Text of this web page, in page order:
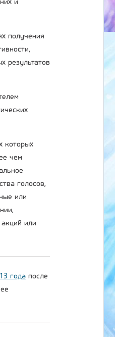
и
получения
результатов
которых
чем
голосов,
или
или
года после